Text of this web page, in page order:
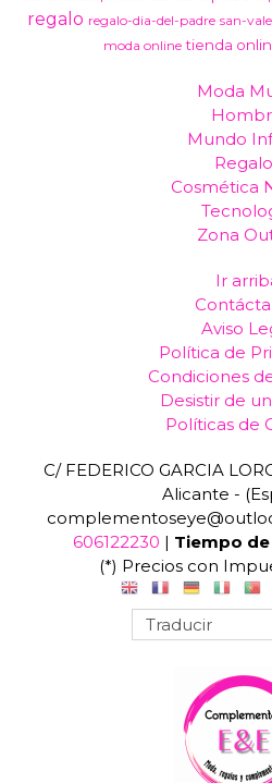
regalo regalo-dia-del-padre san-
moda online tienda
Moda
Mundo
Cosmética
Zona
Ir
Aviso
Política de
Condiciones
Desistir de
Políticas de
C/ FEDERICO GARCIA
Alicante -
606122230 | Tiempo
(*) Precios con